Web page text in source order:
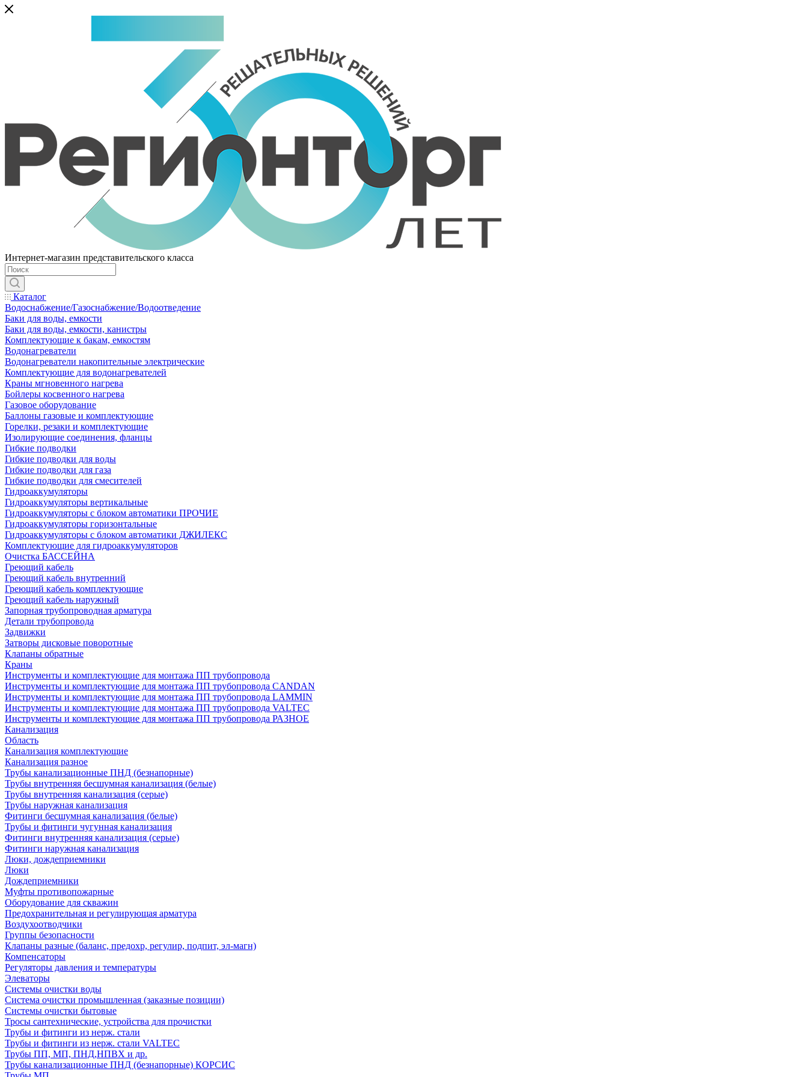
Интернет-магазин представительского класса
Каталог
Водоснабжение/Газоснабжение/Водоотведение
Баки для воды, емкости
Баки для воды, емкости, канистры
Комплектующие к бакам, емкостям
Водонагреватели
Водонагреватели накопительные электрические
Комплектующие для водонагревателей
Краны мгновенного нагрева
Бойлеры косвенного нагрева
Газовое оборудование
Баллоны газовые и комплектующие
Горелки, резаки и комплектующие
Изолирующие соединения, фланцы
Гибкие подводки
Гибкие подводки для воды
Гибкие подводки для газа
Гибкие подводки для смесителей
Гидроаккумуляторы
Гидроаккумуляторы вертикальные
Гидроаккумуляторы с блоком автоматики ПРОЧИЕ
Гидроаккумуляторы горизонтальные
Гидроаккумуляторы с блоком автоматики ДЖИЛЕКС
Комплектующие для гидроаккумуляторов
Очистка БАССЕЙНА
Греющий кабель
Греющий кабель внутренний
Греющий кабель комплектующие
Греющий кабель наружный
Запорная трубопроводная арматура
Детали трубопровода
Задвижки
Затворы дисковые поворотные
Клапаны обратные
Краны
Инструменты и комплектующие для монтажа ПП трубопровода
Инструменты и комплектующие для монтажа ПП трубопровода CANDAN
Инструменты и комплектующие для монтажа ПП трубопровода LAMMIN
Инструменты и комплектующие для монтажа ПП трубопровода VALTEC
Инструменты и комплектующие для монтажа ПП трубопровода РАЗНОЕ
Канализация
Область
Канализация комплектующие
Канализация разное
Трубы канализационные ПНД (безнапорные)
Трубы внутренняя бесшумная канализация (белые)
Трубы внутренняя канализация (серые)
Трубы наружная канализация
Фитинги бесшумная канализация (белые)
Трубы и фитинги чугунная канализация
Фитинги внутренняя канализация (серые)
Фитинги наружная канализация
Люки, дождеприемники
Люки
Дождеприемники
Муфты противопожарные
Оборудование для скважин
Предохранительная и регулирующая арматура
Воздухоотводчики
Группы безопасности
Клапаны разные (баланс, предохр, регулир, подпит, эл-магн)
Компенсаторы
Регуляторы давления и температуры
Элеваторы
Системы очистки воды
Система очистки промышленная (заказные позиции)
Системы очистки бытовые
Тросы сантехнические, устройства для прочистки
Трубы и фитинги из нерж. стали
Трубы и фитинги из нерж. стали VALTEC
Трубы ПП, МП, ПНД,НПВХ и др.
Трубы канализационные ПНД (безнапорные) КОРСИС